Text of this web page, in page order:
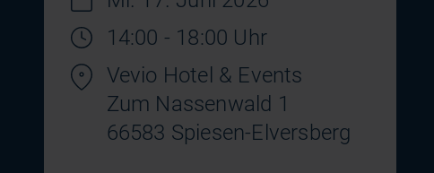
14:00 - 18:00 Uhr
Vevio Hotel & Events
Zum Nassenwald 1
66583 Spiesen-Elversberg